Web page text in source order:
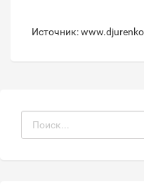
Источник: